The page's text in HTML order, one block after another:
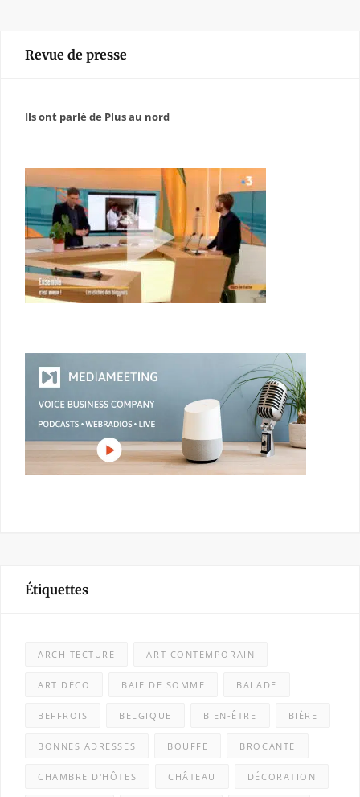
Revue de presse
Ils ont parlé de Plus au nord
Étiquettes
ARCHITECTURE ART CONTEMPORAIN
ART DÉCO BAIE DE SOMME BALADE
BEFFROIS BELGIQUE BIEN-ÊTRE BIÈRE
BONNES ADRESSES BOUFFE BROCANTE
CHAMBRE D'HÔTES CHÂTEAU DÉCORATION